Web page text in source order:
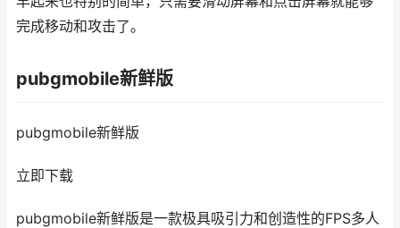
完成移动和攻击了。
pubgmobile新鲜版
pubgmobile新鲜版
立即下载
pubgmobile新鲜版是一款极具吸引力和创造性的FPS多人